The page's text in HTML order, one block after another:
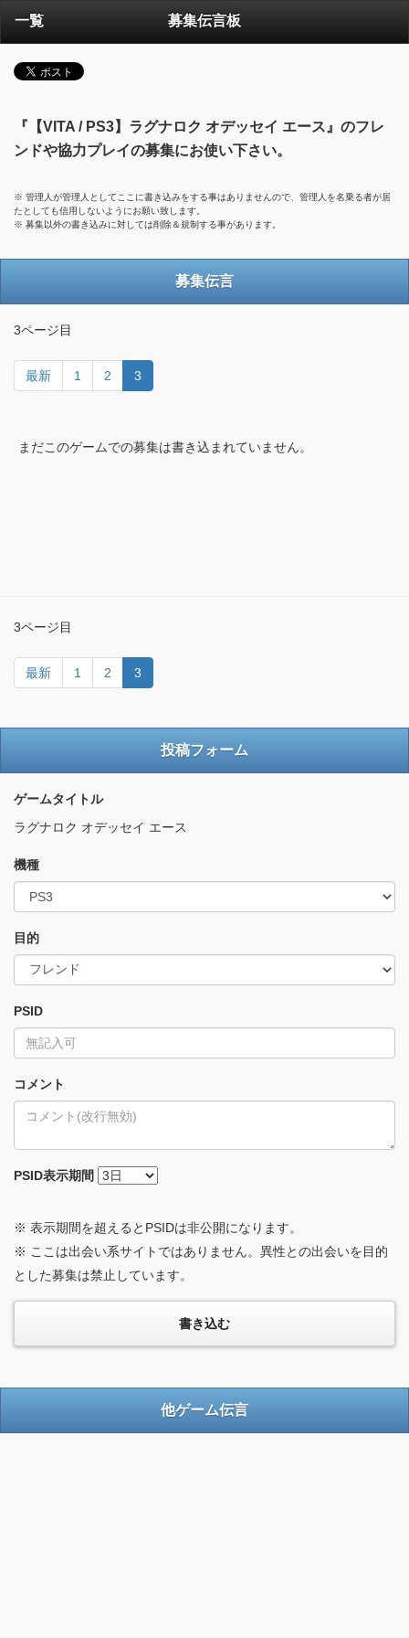
一覧 募集伝言板
『【VITA / PS3】ラグナロク オデッセイ エース』のフレ
ンドや協力プレイの募集にお使い下さい。
※ 管理人が管理人としてここに書き込みをする事はありませんので、管理人を名乗る者が居
たとしても信用しないようにお願い致します。
※ 募集以外の書き込みに対しては削除＆規制する事があります。
募集伝言
3ページ目
最新 1 2 3
まだこのゲームでの募集は書き込まれていません。
3ページ目
最新 1 2 3
投稿フォーム
ゲームタイトル
ラグナロク オデッセイ エース
機種
目的
PSID
コメント
PSID表示期間
※ 表示期間を超えるとPSIDは非公開になります。
※ ここは出会い系サイトではありません。異性との出会いを目的
とした募集は禁止しています。
他ゲーム伝言